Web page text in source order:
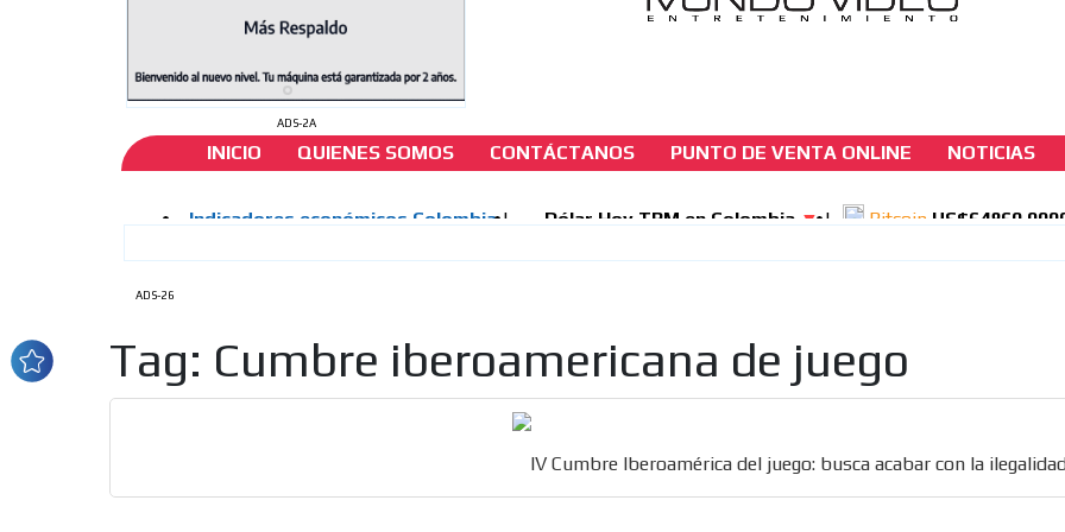
ADS-2A
INICIO QUIENES SOMOS CONTÁCTANOS PUNTO DE VENTA ONLINE NOTICIAS
IV Cumbre Iberoamérica del juego: busca
con la ilegalidad
ADS-26
Tag: Cumbre iberoamericana de juego
IV Cumbre Iberoamérica del juego: busca acabar con la